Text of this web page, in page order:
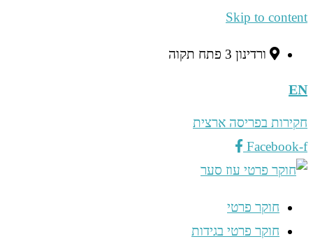
Skip to content
ורדינון 3 פתח תקוה
EN
חקירות בפריסה ארצית
Facebook-f
חוקר פרטי
חוקר פרטי בגידות